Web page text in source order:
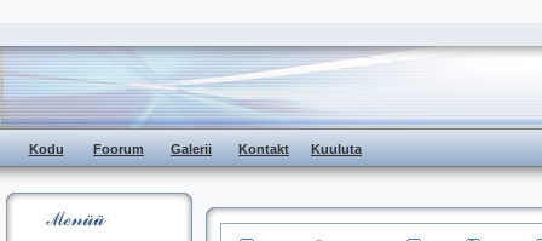
Kodu Foorum Galerii Kontakt Kuuluta